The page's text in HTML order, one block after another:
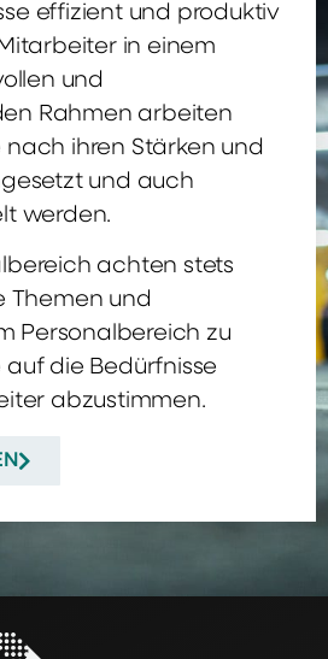
effizient und produktiv
in einem
und
Rahmen arbeiten
nach ihren Stärken und
und auch
werden.
achten stets
Themen und
Personalbereich zu
auf die Bedürfnisse
abzustimmen.